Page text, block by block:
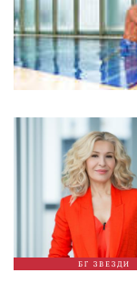
БГ ЗВЕЗДИ